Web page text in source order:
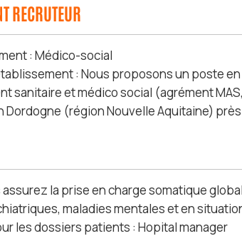
RECRUTEUR
: Médico-social
: Nous proposons un poste en
sanitaire et médico social (agrément
Dordogne (région Nouvelle Aquitaine)
assurez la prise en charge somatique
maladies mentales et en
les dossiers patients : Hopital manager